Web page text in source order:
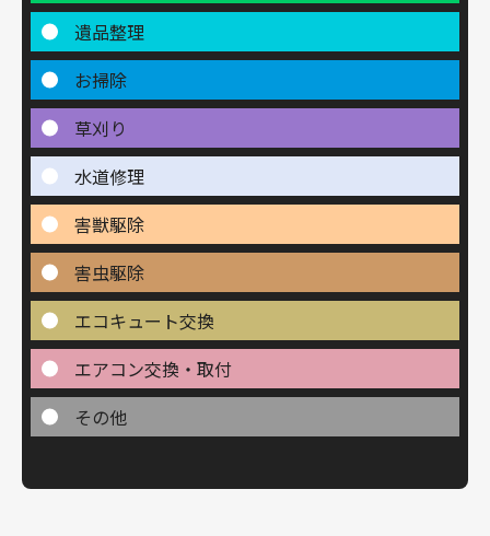
遺品整理
お掃除
草刈り
水道修理
害獣駆除
害虫駆除
エコキュート交換
エアコン交換・取付
その他